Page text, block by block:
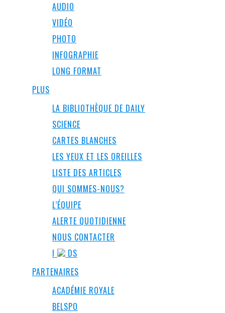
AUDIO
VIDÉO
PHOTO
INFOGRAPHIE
LONG FORMAT
PLUS
LA BIBLIOTHÈQUE DE DAILY
SCIENCE
CARTES BLANCHES
LES YEUX ET LES OREILLES
LISTE DES ARTICLES
QUI SOMMES-NOUS?
L’ÉQUIPE
ALERTE QUOTIDIENNE
NOUS CONTACTER
I
DS
PARTENAIRES
ACADÉMIE ROYALE
BELSPO